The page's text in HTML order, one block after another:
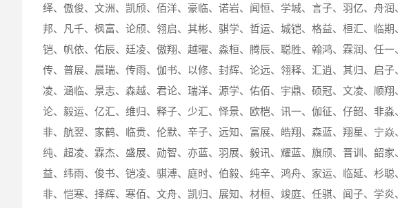
绎、傲俊、文洲、凯颀、佰洋、豪临、诺岩、闻恒、学城、言子、羽亿、舟
邦、凡千、枫富、论颀、翎启、其彬、骐学、哲运、城铠、格益、桓汇、临
铠、帆依、佑辰、廷凌、傲翔、越曜、淼桓、腾辰、聪胜、翰鸿、霖润、任
传、普展、晨瑞、传雨、伽书、以修、封辉、论远、翎释、汇逍、其归、启
凌、涵临、景志、森越、君论、瑞洋、源学、佑佰、宇鼎、硕冠、文凌、顺
论、毅运、亿汇、维归、释子、少汇、怿景、欧桤、讯一、伽征、仔韶、非
非、航翌、家鹤、临贵、伦默、辛子、远知、富展、皓翔、森蓝、翔星、宁
纯、超凌、霖杰、盛展、勋智、亦蓝、羽展、毅讯、耀蓝、旗颀、晋训、韶
益、纬雨、俊书、铠凌、骐溥、庭时、伯毅、纯辛、鸿舟、家运、临延、杉
非、恺寒、择辉、寒佰、文舟、凯归、展知、材桓、竣庭、任骐、闻子、学